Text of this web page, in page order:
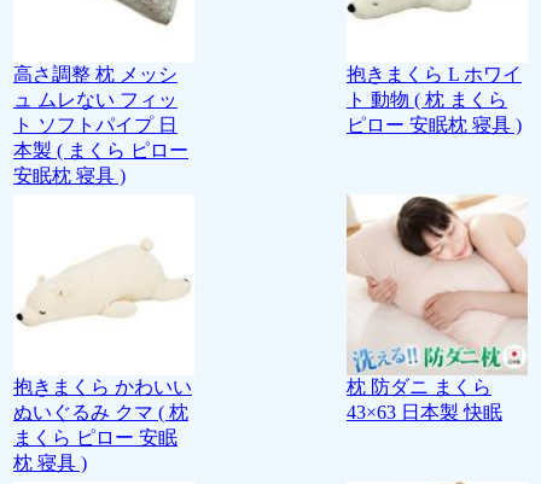
高さ調整 枕 メッシ
ュ ムレない フィッ
ト ソフトパイプ 日
本製 ( まくら ピロー
安眠枕 寝具 )
抱きまくら L ホワイ
ト 動物 ( 枕 まくら
ピロー 安眠枕 寝具 )
抱きまくら かわいい
ぬいぐるみ クマ ( 枕
まくら ピロー 安眠
枕 寝具 )
枕 防ダニ まくら
43×63 日本製 快眠